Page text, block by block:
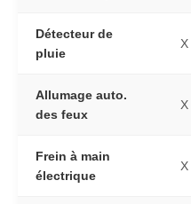
Détecteur de
pluie
X
Allumage auto.
des feux
X
Frein à main
électrique
X